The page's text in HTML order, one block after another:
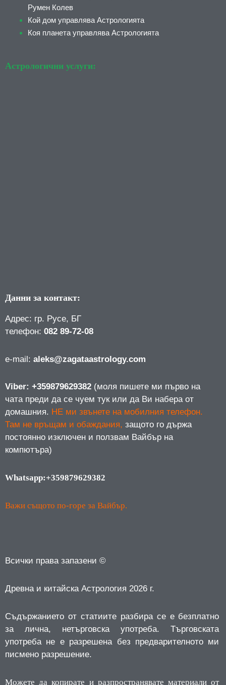
Румен Колев
Кой дом управлява Астрологията
Коя планета управлява Астрологията
Астрологични услуги:
Данни за контакт:
Адрес: гр. Русе, БГ
телефон: 082 89-72-08
е-mail: aleks@zagataastrology.com
Viber: +359879629382 (моля пишете ми първо на
чата преди да се чуем тук или да Ви набера от
домашния. НЕ ми звънете на мобилния телефон.
Там не връщам и обаждания, защото го държа
постоянно изключен и ползвам Вайбър на
компютъра)
Whatsapp:+359879629382
Важи същото по-горе за Вайбър.
Всички права запазени ©
Древна и китайска Астрология 2026 г.
Съдържанието от статиите разбира се е безплатно
за лична, нетърговска употреба.
Търговската
употреба не е разрешена без предварителното ми
писмено разрешение.
Можете да копирате и разпространявате материали от